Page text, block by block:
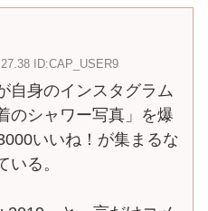
ID:CAP_USER9
自身のインスタグラム
のシャワー写真」を爆
いいね！が集まるな
いる。